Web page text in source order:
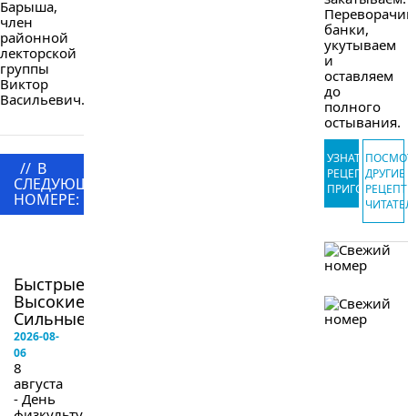
Барыша,
член
районной
лекторской
группы
Виктор
Васильевич...
// В
СЛЕДУЮЩЕМ
НОМЕРЕ:
Быстрые!
Высокие!
Сильные!...
2026-08-
06
8
августа
- День
банки,
укутываем
и
оставляем
до
полного
остывания.
УЗНАТЬ
РЕЦЕПТДРУГИЕ